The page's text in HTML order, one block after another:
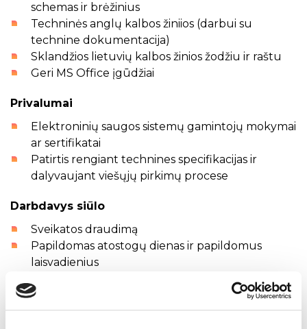
schemas ir brėžinius
Techninės anglų kalbos žiniios (darbui su
technine dokumentacija)
Sklandžios lietuvių kalbos žinios žodžiu ir raštu
Geri MS Office įgūdžiai
Privalumai
Elektroninių saugos sistemų gamintojų mokymai
ar sertifikatai
Patirtis rengiant technines specifikacijas ir
dalyvaujant viešųjų pirkimų procese
Darbdavys siūlo
Sveikatos draudimą
Papildomas atostogų dienas ir papildomus
laisvadienius
Galimybę dirbti išskirtinėje, Lietuvoje nišinėje
inžinerinėje srityje, įgyjant unikalių kompetencijų